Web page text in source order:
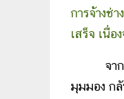
การจ้างช่
เสร็จ เนื่อ
จา
มุมมอง ก